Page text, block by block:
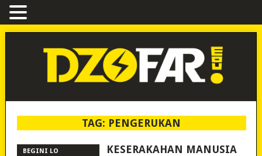
TAG: PENGERUKAN
BEGINI LO
KESERAKAHAN MANUSIA